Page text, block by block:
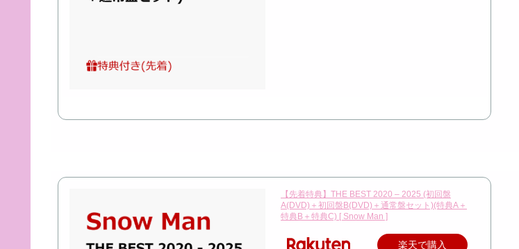
【先着特典】THE BEST 2020 – 2025 (初回盤
A(DVD)＋初回盤B(DVD)＋通常盤セット)(特典A＋
特典B＋特典C) [ Snow Man ]
楽天で購入